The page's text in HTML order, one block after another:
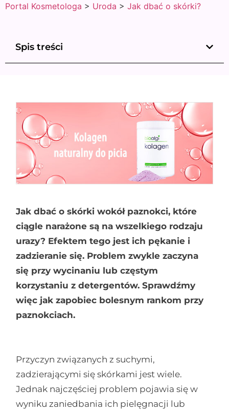
Portal Kosmetologa > Uroda > Jak dbać o skórki?
Spis treści
Jak dbać o skórki wokół paznokci, które
ciągle narażone są na wszelkiego rodzaju
urazy? Efektem tego jest ich pękanie i
zadzieranie się. Problem zwykle zaczyna
się przy wycinaniu lub częstym
korzystaniu z detergentów. Sprawdźmy
więc jak zapobiec bolesnym rankom przy
paznokciach.
Przyczyn związanych z suchymi,
zadzierającymi się skórkami jest wiele.
Jednak najczęściej problem pojawia się w
wyniku zaniedbania ich pielęgnacji lub